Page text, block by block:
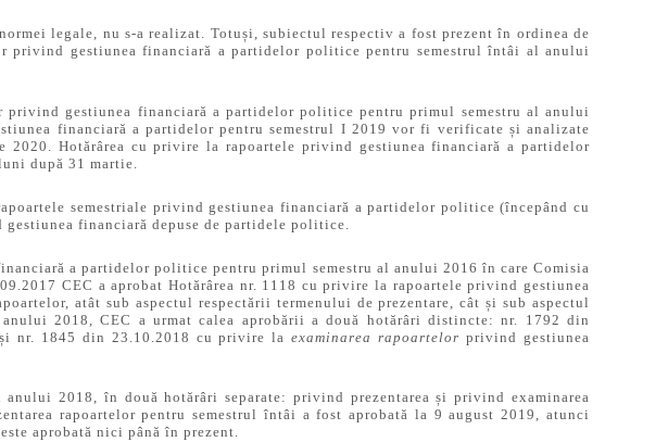
legale, nu s-a realizat. Totuși, subiectul respectiv a fost prezent în ordinea de
privind gestiunea financiară a partidelor politice pentru semestrul întâi al anului
gestiunea financiară a partidelor politice pentru primul semestru al anului
financiară a partidelor pentru semestrul I 2019 vor fi verificate și analizate
2020. Hotărârea cu privire la rapoartele privind gestiunea financiară a partidelor
după 31 martie.
semestriale privind gestiunea financiară a partidelor politice (începând cu
financiară depuse de partidele politice.
a partidelor politice pentru primul semestru al anului 2016 în care Comisia
CEC a aprobat Hotărârea nr. 1118 cu privire la rapoartele privind gestiunea
atât sub aspectul respectării termenului de prezentare, cât și sub aspectul
2018, CEC a urmat calea aprobării a două hotărâri distincte: nr. 1792 din
nr. 1845 din 23.10.2018 cu privire laexaminarea rapoartelor privind gestiunea
2018, în două hotărâri separate: privind prezentarea și privind examinarea
rapoartelor pentru semestrul întâi a fost aprobată la 9 august 2019, atunci
aprobată nici până în prezent.